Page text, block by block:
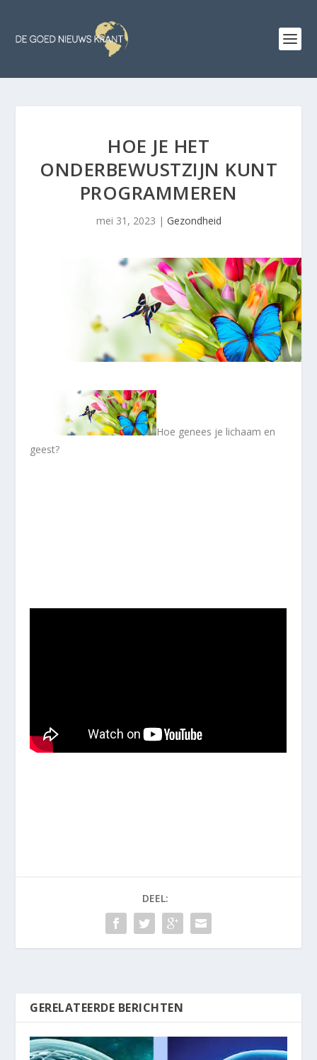
HOE JE HET
ONDERBEWUSTZIJN KUNT
PROGRAMMEREN
mei 31, 2023 | Gezondheid
Hoe genees je lichaam en
geest?
DEEL:
GERELATEERDE BERICHTEN